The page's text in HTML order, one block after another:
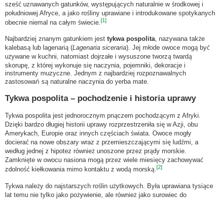
sześć uznawanych gatunków, występujących naturalnie w środkowej i
południowej Afryce, a jako rośliny uprawiane i introdukowane spotykanych
obecnie niemal na całym świecie.[1]
Najbardziej znanym gatunkiem jest tykwa pospolita, nazywana także
kalebasą lub lagenarią (Lagenaria siceraria). Jej młode owoce mogą być
używane w kuchni, natomiast dojrzałe i wysuszone tworzą twardą
skorupę, z której wykonuje się naczynia, pojemniki, dekoracje i
instrumenty muzyczne. Jednym z najbardziej rozpoznawalnych
zastosowań są naturalne naczynia do yerba mate.
Tykwa pospolita – pochodzenie i historia uprawy
Tykwa pospolita jest jednorocznym pnączem pochodzącym z Afryki.
Dzięki bardzo długiej historii uprawy rozprzestrzeniła się w Azji, obu
Amerykach, Europie oraz innych częściach świata. Owoce mogły
docierać na nowe obszary wraz z przemieszczającymi się ludźmi, a
według jednej z hipotez również unoszone przez prądy morskie.
Zamknięte w owocu nasiona mogą przez wiele miesięcy zachowywać
zdolność kiełkowania mimo kontaktu z wodą morską.[2]
Tykwa należy do najstarszych roślin użytkowych. Była uprawiana tysiące
lat temu nie tylko jako pożywienie, ale również jako surowiec do